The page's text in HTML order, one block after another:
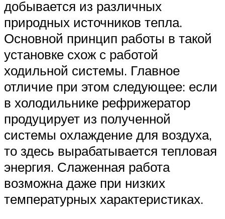
добывается из различных
природных источников тепла.
Основной принцип работы в такой
установке схож с работой
ходильной системы. Главное
отличие при этом следующее: если
в холодильнике рефрижератор
продуцирует из полученной
системы охлаждение для воздуха,
то здесь вырабатывается тепловая
энергия. Слаженная работа
возможна даже при низких
температурных характеристиках.